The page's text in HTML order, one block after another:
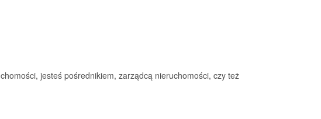
jesteś pośrednikiem, zarządcą nieruchomości, czy też